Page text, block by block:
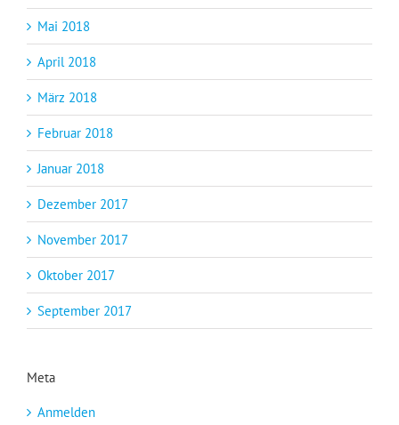
Mai 2018
April 2018
März 2018
Februar 2018
Januar 2018
Dezember 2017
November 2017
Oktober 2017
September 2017
Meta
Anmelden